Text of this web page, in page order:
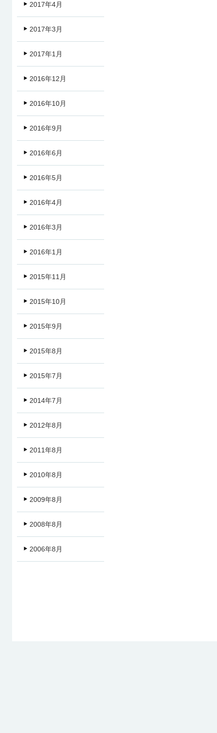
2017年4月
2017年3月
2017年1月
2016年12月
2016年10月
2016年9月
2016年6月
2016年5月
2016年4月
2016年3月
2016年1月
2015年11月
2015年10月
2015年9月
2015年8月
2015年7月
2014年7月
2012年8月
2011年8月
2010年8月
2009年8月
2008年8月
2006年8月